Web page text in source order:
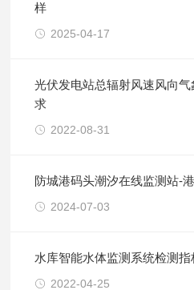
样
2025-04-17
光伏发电站总辐射风速风向
求
2022-08-31
防城港码头潮汐在线监测站-
2024-07-03
水库智能水体监测系统检测
2022-04-25